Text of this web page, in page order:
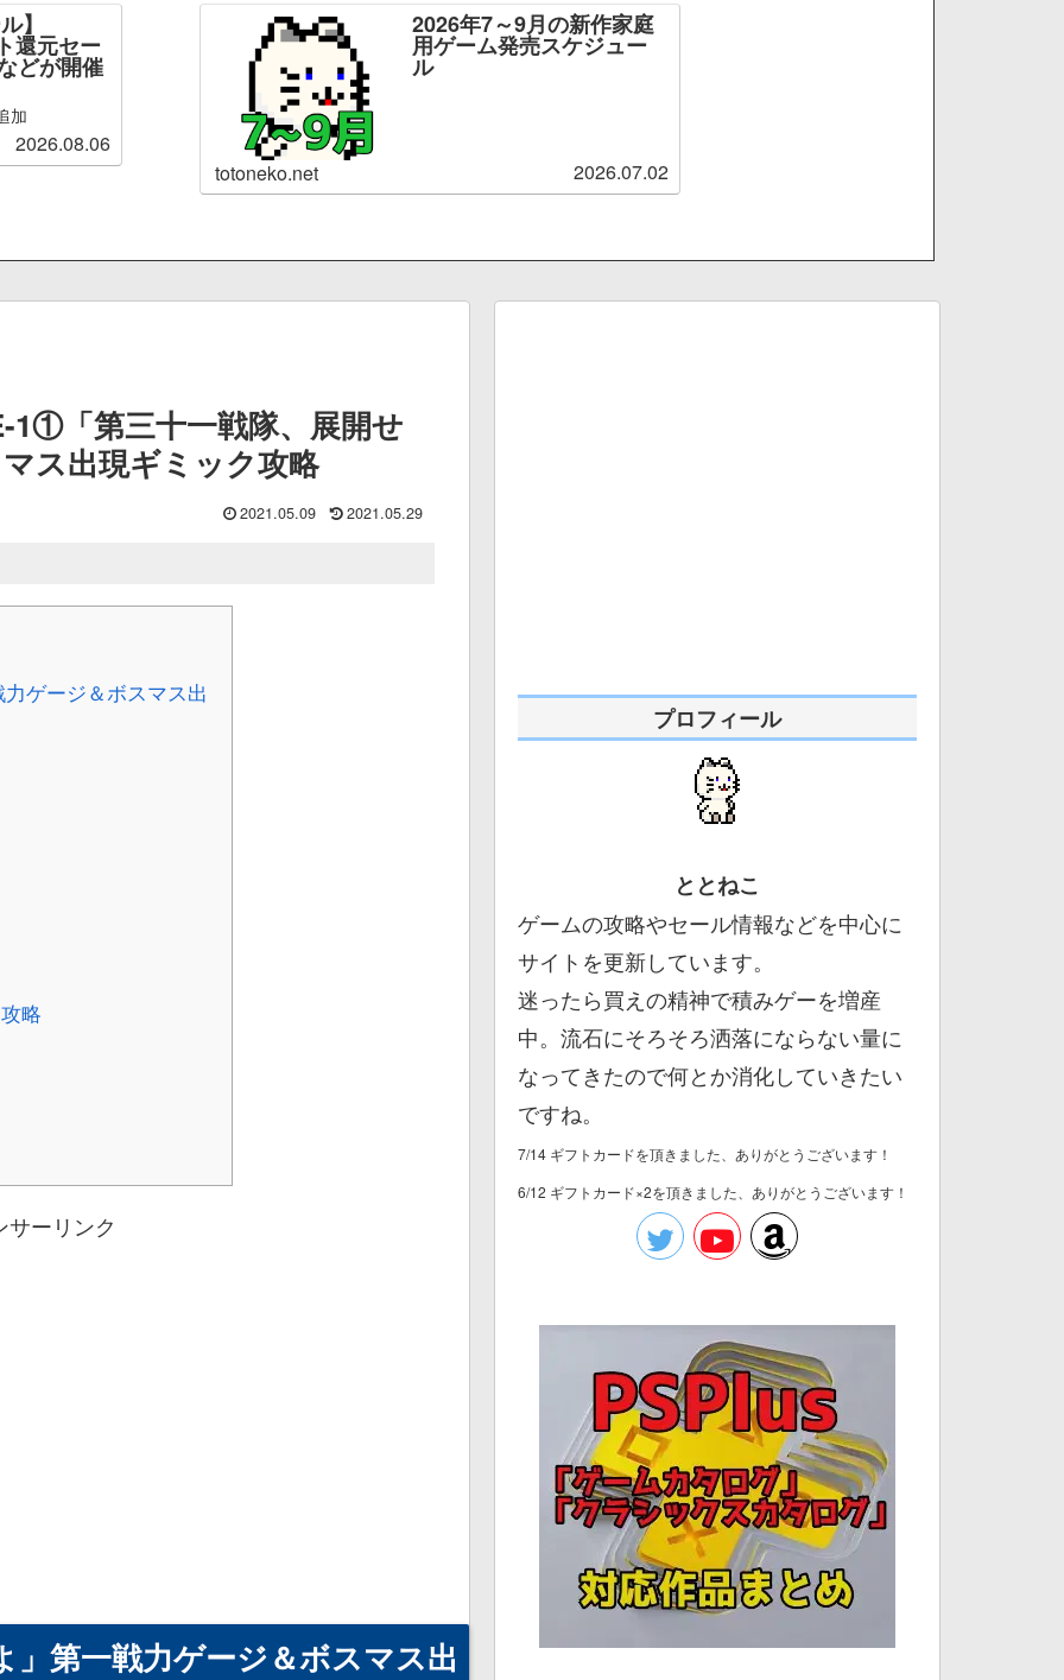
】
還元セー
どが開催
加
2026.08.06
2026年7～9月の新作家庭
用ゲーム発売スケジュー
ル
totoneko.net 2026.07.02
1①「第三十一戦隊、展開せ
ス出現ギミック攻略
2021.05.09 2021.05.29
ゲージ＆ボスマス出
略
サーリンク
」第一戦力ゲージ＆ボスマス出
プロフィール
ととねこ
ゲームの攻略やセール情報などを中心に
サイトを更新しています。
迷ったら買えの精神で積みゲーを増産
中。流石にそろそろ洒落にならない量に
なってきたので何とか消化していきたい
ですね。
7/14 ギフトカードを頂きました、ありがとうございます！
6/12 ギフトカード×2を頂きました、ありがとうございます！